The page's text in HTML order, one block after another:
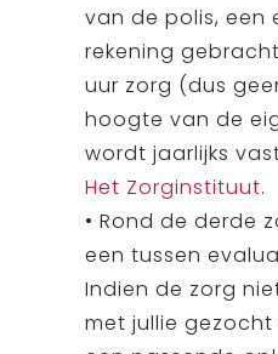
van de polis, een
rekening
uur zorg (dus
hoogte van de
wordt jaarlijks
Het Zorginstituut.
• Rond de derde
een tussen
Indien de zorg
met jullie